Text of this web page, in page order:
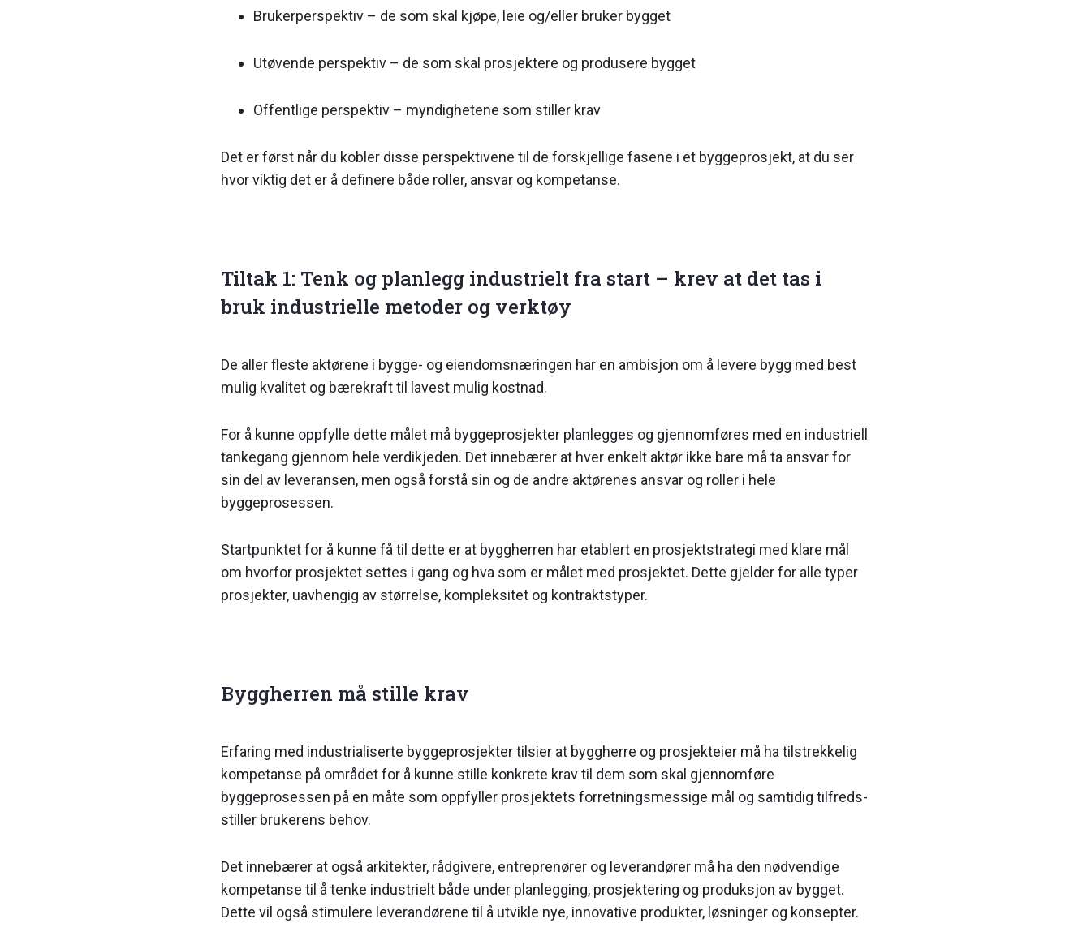
Brukerperspektiv – de som skal kjøpe, leie og/eller bruker bygget
Utøvende perspektiv – de som skal prosjektere og produsere bygget
Offentlige perspektiv – myndighetene som stiller krav
Det er først når du kobler disse perspektivene til de forskjellige fasene i et byggeprosjekt, at du ser
hvor viktig det er å definere både roller, ansvar og kompetanse.
Tiltak 1: Tenk og planlegg industrielt fra start – krev at det tas i
bruk industrielle metoder og verktøy
De aller fleste aktørene i bygge- og eien­domsnæringen har en ambisjon om å levere bygg med best
mulig kvalitet og bærekraft til lavest mulig kostnad.
For å kunne oppfylle dette målet må byggeprosjekter planlegges og gjennom­føres med en industriell
tankegang gjen­nom hele verdikjeden. Det innebærer at hver enkelt aktør ikke bare må ta ansvar for
sin del av leveransen, men også forstå sin og de andre aktørenes ansvar og roller i hele
byggeprosessen.
Startpunktet for å kunne få til dette er at byggherren har etablert en prosjekt­strategi med klare mål
om hvorfor pro­sjektet settes i gang og hva som er målet med prosjektet. Dette gjelder for alle typer
prosjekter, uavhengig av størrelse, kom­pleksitet og kontraktstyper.
Byggherren må stille krav
Erfaring med industrialiserte byggepro­sjekter tilsier at byggherre og prosjekteier må ha tilstrekkelig
kompetanse på området for å kunne stille konkrete krav til dem som skal gjennomføre
byggeprosessen på en måte som oppfyller prosjektets forret­ningsmessige mål og samtidig tilfreds­
stiller brukerens behov.
Det innebærer at også arkitekter, råd­givere, entreprenører og leverandører må ha den nødvendige
kompetanse til å tenke industrielt både under planlegging, prosjektering og produksjon av bygget.
Dette vil også stimulere leverandørene til å utvikle nye, innovative produkter, løsninger og konsepter.